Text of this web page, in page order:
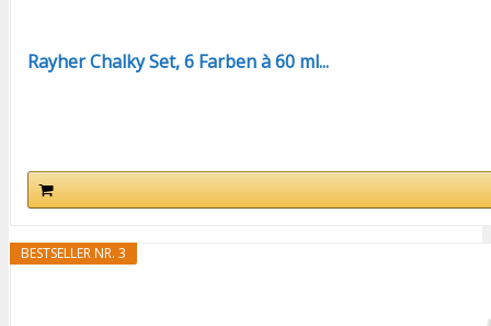
Rayher Chalky Set, 6 Farben à 60 ml...
BESTSELLER NR. 3